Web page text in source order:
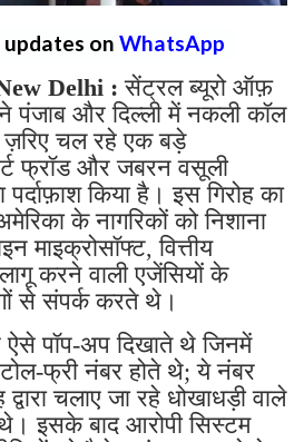
on WhatsApp
Delhi :सेंट्रल ब्यूरो ऑफ़
पंजाब और दिल्ली में नकली कॉल
चल रहे एक बड़े
फ्रॉड और जबरन वसूली
किया है। इस गिरोह का
के नागरिकों को निशाना
माइक्रोसॉफ्ट, वित्तीय
करने वाली एजेंसियों के
से संपर्क करते थे।
पॉप-अप दिखाते थे जिनमें
फ्री नंबर होते थे; ये नंबर
द्वारा चलाए जा रहे धोखाधड़ी वाले
इसके बाद आरोपी सिस्टम